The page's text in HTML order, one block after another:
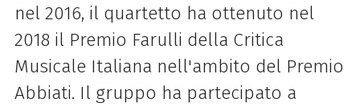
nel 2016, il quartetto ha ottenuto nel
2018 il Premio Farulli della Critica
Musicale Italiana nell'ambito del Premio
Abbiati. Il gruppo ha partecipato a